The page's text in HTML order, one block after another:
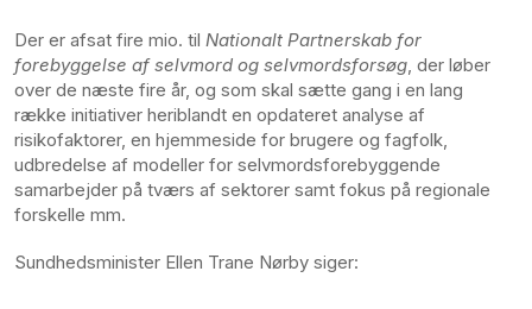
Der er afsat fire mio. til Nationalt Partnerskab for
forebyggelse af selvmord og selvmordsforsøg, der løber
over de næste fire år, og som skal sætte gang i en lang
række initiativer heriblandt en opdateret analyse af
risikofaktorer, en hjemmeside for brugere og fagfolk,
udbredelse af modeller for selvmordsforebyggende
samarbejder på tværs af sektorer samt fokus på regionale
forskelle mm.
Sundhedsminister Ellen Trane Nørby siger: